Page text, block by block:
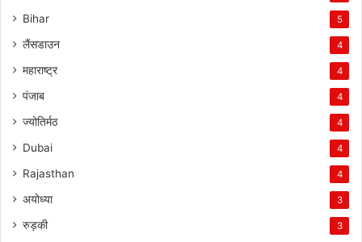
Bihar 5
लैंसडाउन 4
महाराष्ट्र 4
पंजाब 4
ज्योतिर्मठ 4
Dubai 4
Rajasthan 4
अयोध्या 3
रुड़की 3